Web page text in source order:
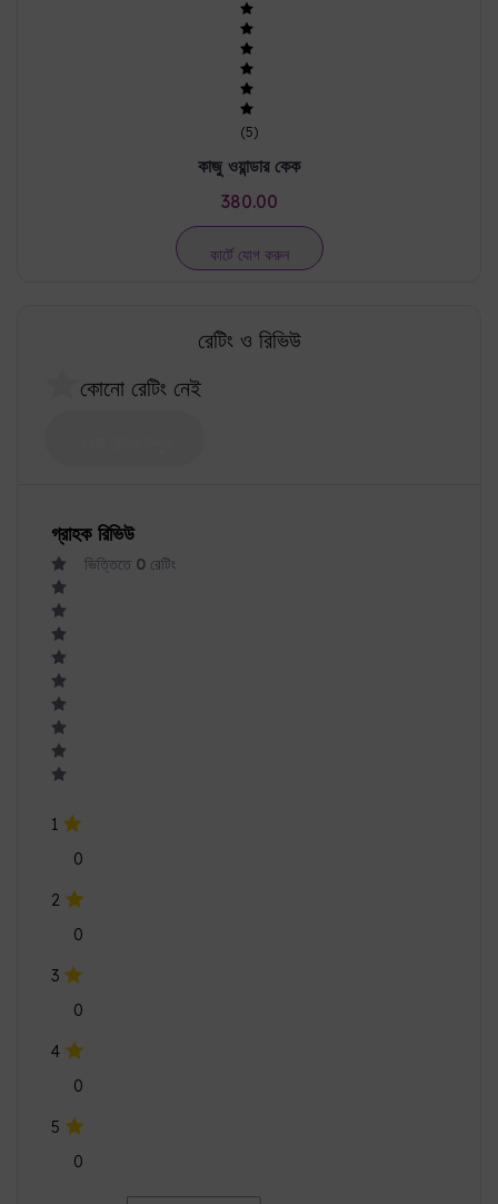
(5)
কাজু ওয়ান্ডার কেক
380.00
কার্টে যোগ করুন
রেটিং ও রিভিউ
কোনো রেটিং নেই
গ্রাহক রিভিউ
ভিত্তিতে 0 রেটিং
1
0
2
0
3
0
4
0
5
0